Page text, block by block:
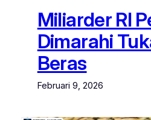
Miliarder RI
Dimarahi
Beras
Februari 9, 2026